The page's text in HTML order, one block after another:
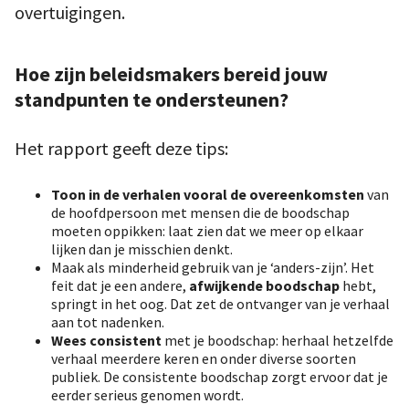
overtuigingen.
Hoe zijn beleidsmakers bereid jouw
standpunten te ondersteunen?
Het rapport geeft deze tips:
Toon in de verhalen vooral de overeenkomsten van
de hoofdpersoon met mensen die de boodschap
moeten oppikken: laat zien dat we meer op elkaar
lijken dan je misschien denkt.
Maak als minderheid gebruik van je ‘anders-zijn’. Het
feit dat je een andere, afwijkende boodschap hebt,
springt in het oog. Dat zet de ontvanger van je verhaal
aan tot nadenken.
Wees consistent met je boodschap: herhaal hetzelfde
verhaal meerdere keren en onder diverse soorten
publiek. De consistente boodschap zorgt ervoor dat je
eerder serieus genomen wordt.